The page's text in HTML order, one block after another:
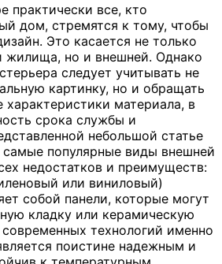
практически все, кто
дом, стремятся к тому, чтобы
Это касается не только
жилища, но и внешней. Однако
следует учитывать не
картинку, но и обращать
характеристики материала, в
срока службы и
небольшой статье
популярные виды внешней
недостатков и преимуществ:
или виниловый)
собой панели, которые могут
кладку или керамическую
технологий именно
поистине надежным и